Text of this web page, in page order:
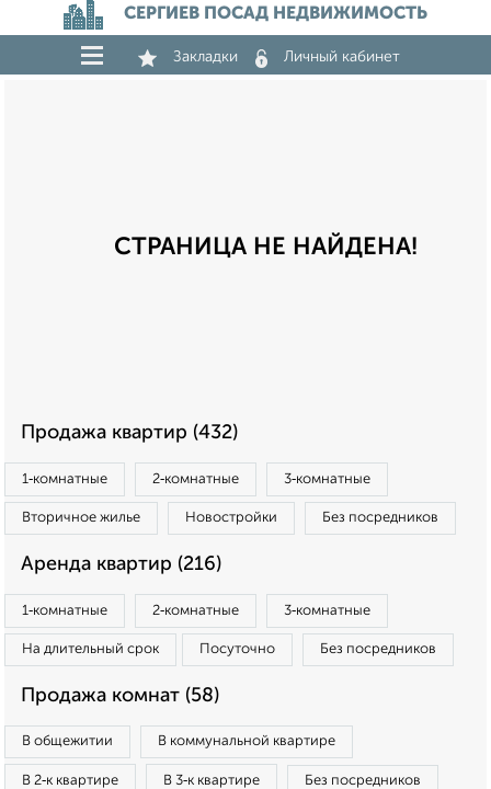
СЕРГИЕВ ПОСАД НЕДВИЖИМОСТЬ
Закладки Личный кабинет
СТРАНИЦА НЕ НАЙДЕНА!
Продажа квартир (432)
1‑комнатные 2‑комнатные 3‑комнатные
Вторичное жилье Новостройки Без посредников
Аренда квартир (216)
1‑комнатные 2‑комнатные 3‑комнатные
На длительный срок Посуточно Без посредников
Продажа комнат (58)
В общежитии В коммунальной квартире
В 2‑к квартире В 3‑к квартире Без посредников